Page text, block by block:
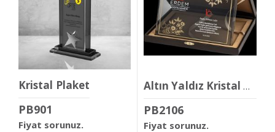
Kristal Plaket
PB901
Fiyat sorunuz.
Altın Yaldız Kristal Plaket
PB2106
Fiyat sorunuz.